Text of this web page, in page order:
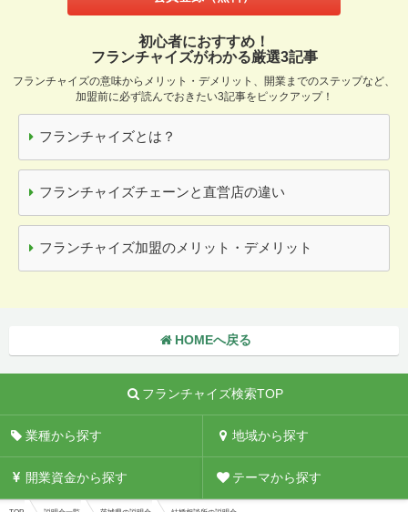
初心者におすすめ！
フランチャイズがわかる厳選3記事
フランチャイズの意味からメリット・デメリット、開業までのステップなど、
加盟前に必ず読んでおきたい3記事をピックアップ！
フランチャイズとは？
フランチャイズチェーンと直営店の違い
フランチャイズ加盟のメリット・デメリット
HOMEへ戻る
フランチャイズ検索TOP
業種から探す 地域から探す
開業資金から探す テーマから探す